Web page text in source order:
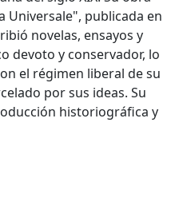
Universale", publicada en
novelas, ensayos y
devoto y conservador, lo
el régimen liberal de su
por sus ideas. Su
historiográfica y